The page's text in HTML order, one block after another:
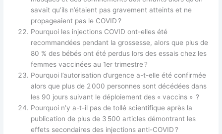
savait qu’ils n’étaient pas gravement atteints et ne
propageaient pas le COVID ?
Pourquoi les injections COVID ont-elles été
recommandées pendant la grossesse, alors que plus de
80 % des bébés ont été perdus lors des essais chez les
femmes vaccinées au 1er trimestre ?
Pourquoi l’autorisation d’urgence a-t-elle été confirmée
alors que plus de 2 000 personnes sont décédées dans
les 90 jours suivant le déploiement des « vaccins » ?
Pourquoi n’y a-t-il pas de tollé scientifique après la
publication de plus de 3 500 articles démontrant les
effets secondaires des injections anti-COVID ?